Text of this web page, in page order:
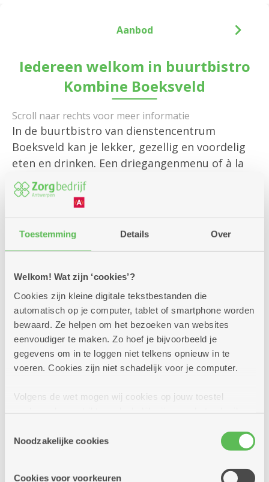
Toestemming Details Over
Welkom! Wat zijn ‘cookies’?
Cookies zijn kleine digitale tekstbestanden die
automatisch op je computer, tablet of smartphone worden
bewaard. Ze helpen om het bezoeken van websites
eenvoudiger te maken. Zo hoef je bijvoorbeeld je
gegevens om in te loggen niet telkens opnieuw in te
voeren. Cookies zijn niet schadelijk voor je computer.
Volgens de wet mogen wij cookies op jouw toestel
cookies hebben we jouw toestemming nodig. Sommige
cookies worden geplaatst door derde partijen die een
Noodzakelijke cookies
Cookies voor voorkeuren
Iedereen welkom in buurtbistro
Kombine Boeksveld
In de buurtbistro van dienstencentrum
Boeksveld kan je lekker, gezellig en voordelig
eten en drinken. Een driegangenmenu of à la
carte, klinken bij een borrelhapje of een koffie
met een stuk taart ... Kom binnen, zet je erbij
en kies van de uitgebreide kaart.
Bekijk de menukaart van Kombine
Kom je met een groter gezelschap? Vraag gerust naar
onze groepsformules. Natuurlijk zorgen we ook
graag voor een diner, buffet of receptie op maat van
je groep of gelegenheid. Vertel ons wat je zoekt en we
denken met je mee.
Aanbod